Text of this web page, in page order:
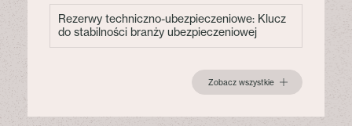
Rezerwy techniczno-ubezpieczeniowe: Klucz
do stabilności branży ubezpieczeniowej
Zobacz wszystkie